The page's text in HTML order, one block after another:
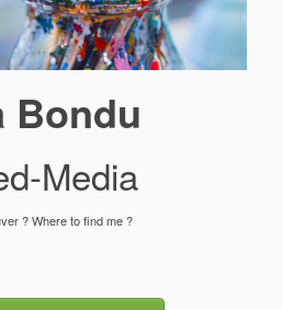
Bondu
Media
? Where to find me ?